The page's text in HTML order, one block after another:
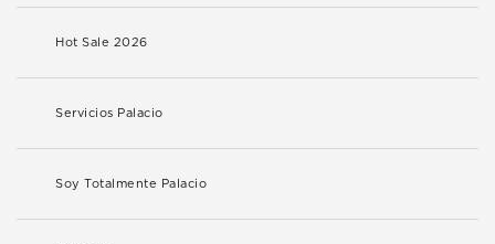
Hot Sale 2026
Servicios Palacio
Soy Totalmente Palacio